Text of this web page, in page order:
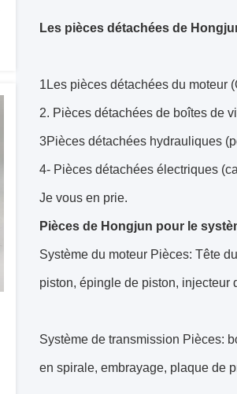
Les pièces détachées de
1Les pièces détachées du moteur
2. Pièces détachées de boîtes de
3Pièces détachées hydrauliques
4- Pièces détachées électriques
Je vous en prie.
Pièces de Hongjun pour le
Système du moteur Pièces: Tête
piston, épingle de piston, injecteur
Système de transmission Pièces:
en spirale, embrayage, plaque de